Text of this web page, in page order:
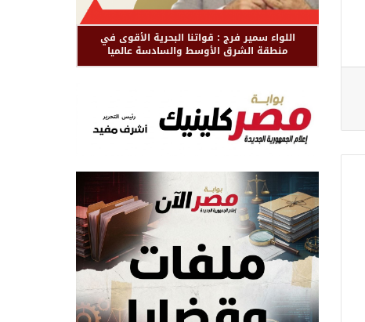
اللواء سمير فرج : قواتنا البحرية الأقوى في
منطقة الشرق الأوسط والسادسة عالميا